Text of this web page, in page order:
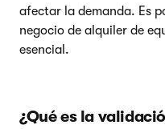
afectar la demanda. Es
negocio de alquiler de
esencial.
¿Qué es la